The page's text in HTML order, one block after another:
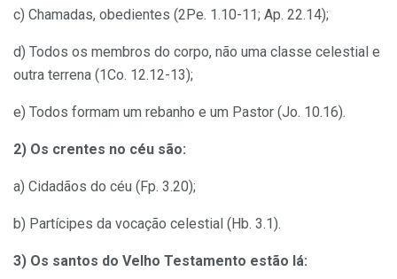
c) Chamadas, obedientes (2Pe. 1.10-11; Ap. 22.14);
d) Todos os membros do corpo, não uma classe celestial e
outra terrena (1Co. 12.12-13);
e) Todos formam um rebanho e um Pastor (Jo. 10.16).
2) Os crentes no céu são:
a) Cidadãos do céu (Fp. 3.20);
b) Partícipes da vocação celestial (Hb. 3.1).
3) Os santos do Velho Testamento estão lá: